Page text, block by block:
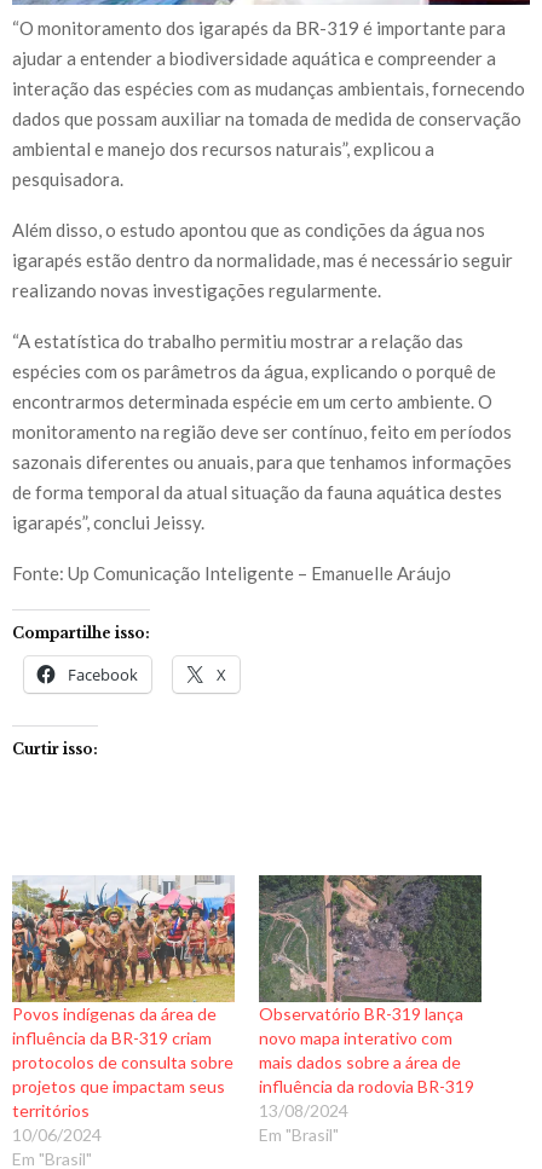
“O monitoramento dos igarapés da BR-319 é importante para
ajudar a entender a biodiversidade aquática e compreender a
interação das espécies com as mudanças ambientais, fornecendo
dados que possam auxiliar na tomada de medida de conservação
ambiental e manejo dos recursos naturais”, explicou a
pesquisadora.
Além disso, o estudo apontou que as condições da água nos
igarapés estão dentro da normalidade, mas é necessário seguir
realizando novas investigações regularmente.
“A estatística do trabalho permitiu mostrar a relação das
espécies com os parâmetros da água, explicando o porquê de
encontrarmos determinada espécie em um certo ambiente. O
monitoramento na região deve ser contínuo, feito em períodos
sazonais diferentes ou anuais, para que tenhamos informações
de forma temporal da atual situação da fauna aquática destes
igarapés”, conclui Jeissy.
Fonte: Up Comunicação Inteligente – Emanuelle Aráujo
Compartilhe isso:
Facebook X
Curtir isso:
Povos indígenas da área de
influência da BR-319 criam
protocolos de consulta sobre
projetos que impactam seus
territórios
10/06/2024
Em "Brasil"
Observatório BR-319 lança
novo mapa interativo com
mais dados sobre a área de
influência da rodovia BR-319
13/08/2024
Em "Brasil"